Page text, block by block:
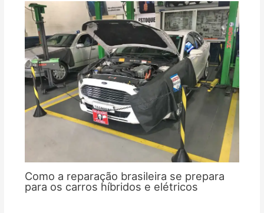
Como a reparação brasileira se prepara
para os carros híbridos e elétricos